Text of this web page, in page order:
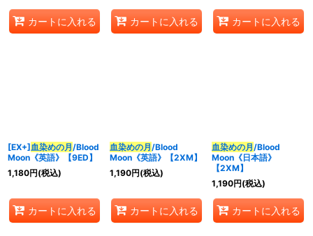
カートに入れる カートに入れる カートに入れる
[EX+]血染めの月/Blood
Moon《英語》【9ED】
1,180円(税込)
カートに入れる
血染めの月/Blood
Moon《英語》【2XM】
1,190円(税込)
カートに入れる
血染めの月/Blood
Moon《日本語》
【2XM】
1,190円(税込)
カートに入れる